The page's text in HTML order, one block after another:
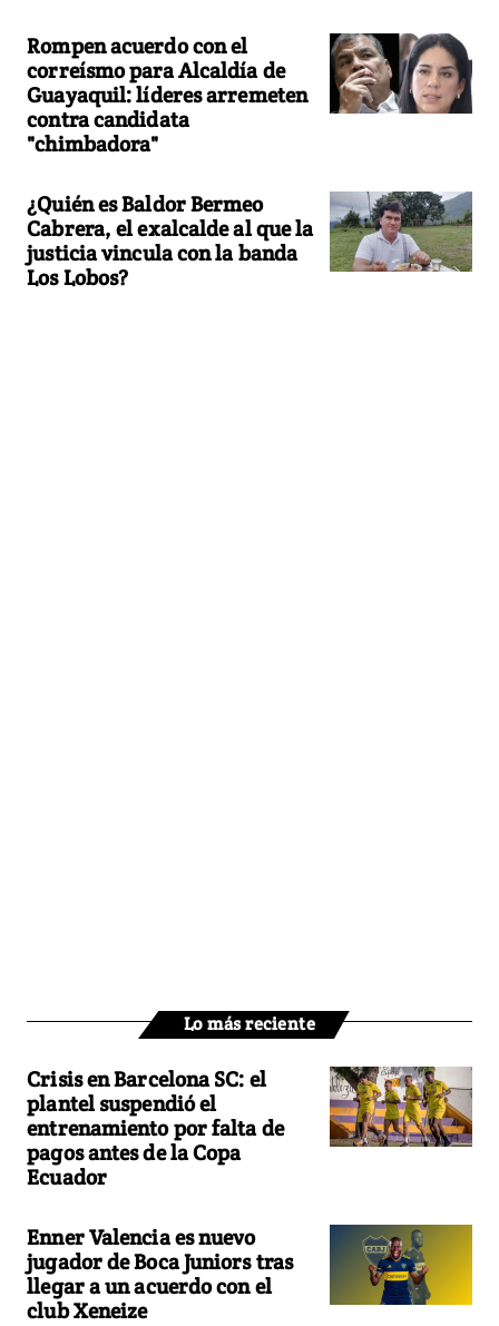
Rompen acuerdo con el
correísmo para Alcaldía de
Guayaquil: líderes arremeten
contra candidata
"chimbadora"
¿Quién es Baldor Bermeo
Cabrera, el exalcalde al que la
justicia vincula con la banda
Los Lobos?
Lo más reciente
Crisis en Barcelona SC: el
plantel suspendió el
entrenamiento por falta de
pagos antes de la Copa
Ecuador
Enner Valencia es nuevo
jugador de Boca Juniors tras
llegar a un acuerdo con el
club Xeneize